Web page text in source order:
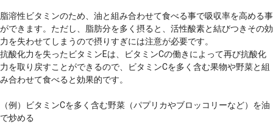
脂溶性ビタミンのため、油と組み合わせて食べる事で吸収率を高める事
ができます。ただし、脂肪分を多く摂ると、活性酸素と結びつきその効
力を失わせてしまうので摂りすぎには注意が必要です。
抗酸化力を失ったビタミンEは、ビタミンCの働きによって再び抗酸化
力を取り戻すことができるので、ビタミンCを多く含む果物や野菜と組
み合わせて食べると効果的です。
（例）ビタミンCを多く含む野菜（パプリカやブロッコリーなど）を油
で炒める